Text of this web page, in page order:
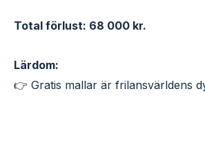
Total förlust: 68 000 kr.
Lärdom:
👉 Gratis mallar är frilansvärldens